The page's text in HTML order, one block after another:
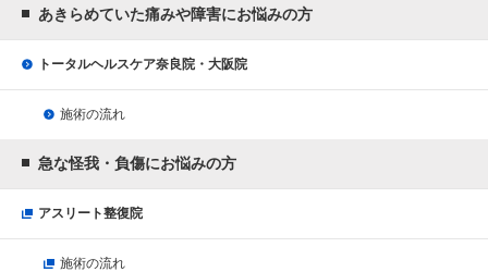
あきらめていた痛みや障害にお悩みの方
トータルヘルスケア奈良院・大阪院
施術の流れ
急な怪我・負傷にお悩みの方
アスリート整復院
施術の流れ